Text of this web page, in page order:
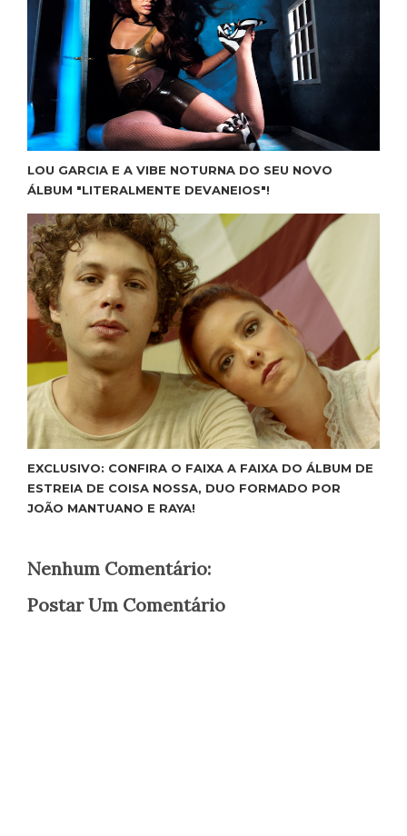
LOU GARCIA E A VIBE NOTURNA DO SEU NOVO
ÁLBUM "LITERALMENTE DEVANEIOS"!
EXCLUSIVO: CONFIRA O FAIXA A FAIXA DO ÁLBUM DE
ESTREIA DE COISA NOSSA, DUO FORMADO POR
JOÃO MANTUANO E RAYA!
Nenhum Comentário:
Postar Um Comentário